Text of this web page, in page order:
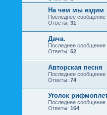
На чем мы ездим
Последнее сообщение
Ответы: 31
Дача.
Последнее сообщение
Ответы: 52
Авторская песня
Последнее сообщение
Ответы: 74
Уголок
Последнее сообщение
Ответы: 164